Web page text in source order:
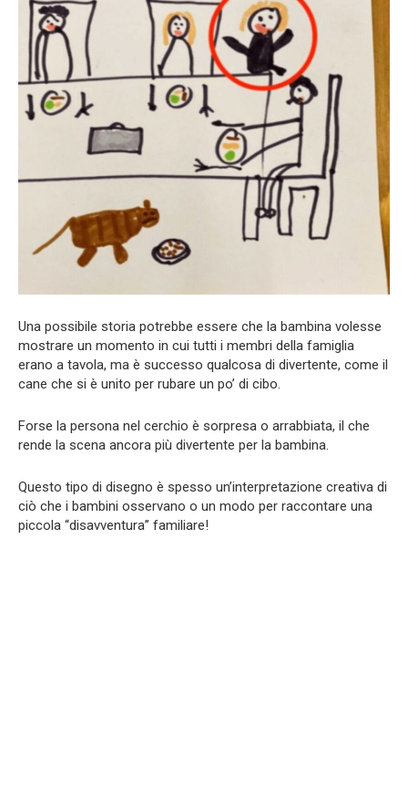
Una possibile storia potrebbe essere che la bambina volesse
mostrare un momento in cui tutti i membri della famiglia
erano a tavola, ma è successo qualcosa di divertente, come il
cane che si è unito per rubare un po’ di cibo.
Forse la persona nel cerchio è sorpresa o arrabbiata, il che
rende la scena ancora più divertente per la bambina.
Questo tipo di disegno è spesso un’interpretazione creativa di
ciò che i bambini osservano o un modo per raccontare una
piccola “disavventura” familiare!